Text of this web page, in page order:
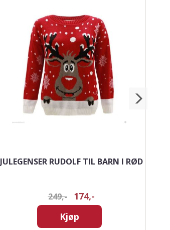
JULEGENSER RUDOLF TIL BARN I RØD
249,-
174,-
Kjøp